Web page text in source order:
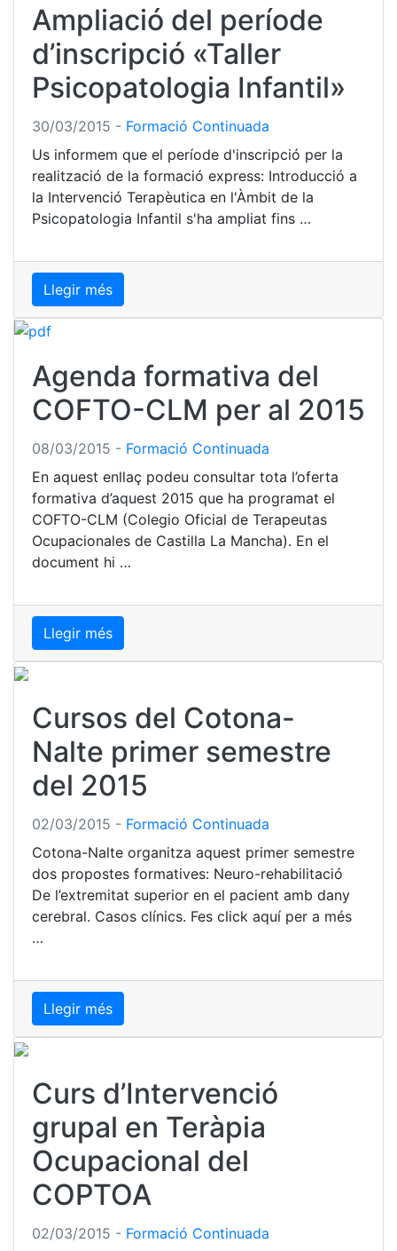
Ampliació del període
d’inscripció «Taller
Psicopatologia Infantil»
30/03/2015 - Formació Continuada
Us informem que el període d'inscripció per la
realització de la formació express: Introducció a
la Intervenció Terapèutica en l'Àmbit de la
Psicopatologia Infantil s'ha ampliat fins …
Llegir més
Agenda formativa del
COFTO-CLM per al 2015
08/03/2015 - Formació Continuada
En aquest enllaç podeu consultar tota l’oferta
formativa d’aquest 2015 que ha programat el
COFTO-CLM (Colegio Oficial de Terapeutas
Ocupacionales de Castilla La Mancha). En el
document hi …
Llegir més
Cursos del Cotona-
Nalte primer semestre
del 2015
02/03/2015 - Formació Continuada
Cotona-Nalte organitza aquest primer semestre
dos propostes formatives: Neuro-rehabilitació
De l’extremitat superior en el pacient amb dany
cerebral. Casos clínics. Fes click aquí per a més
…
Llegir més
Curs d’Intervenció
grupal en Teràpia
Ocupacional del
COPTOA
02/03/2015 - Formació Continuada